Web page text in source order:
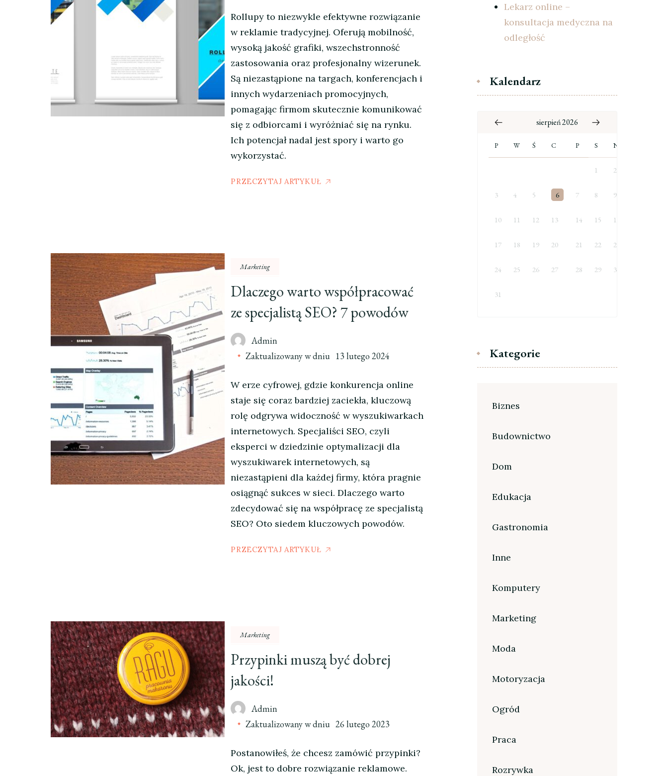
Rollupy to niezwykle efektywne rozwiązanie
w reklamie tradycyjnej. Oferują mobilność,
wysoką jakość grafiki, wszechstronność
zastosowania oraz profesjonalny wizerunek.
Są niezastąpione na targach, konferencjach i
innych wydarzeniach promocyjnych,
pomagając firmom skutecznie komunikować
się z odbiorcami i wyróżniać się na rynku.
Ich potencjał nadal jest spory i warto go
wykorzystać.
PRZECZYTAJ ARTYKUŁ
Marketing
Dlaczego warto współpracować
ze specjalistą SEO? 7 powodów
Admin
Zaktualizowany w dniu 13 lutego 2024
W erze cyfrowej, gdzie konkurencja online
staje się coraz bardziej zaciekła, kluczową
rolę odgrywa widoczność w wyszukiwarkach
internetowych. Specjaliści SEO, czyli
eksperci w dziedzinie optymalizacji dla
wyszukiwarek internetowych, są
niezastąpieni dla każdej firmy, która pragnie
osiągnąć sukces w sieci. Dlaczego warto
zdecydować się na współpracę ze specjalistą
SEO? Oto siedem kluczowych powodów.
PRZECZYTAJ ARTYKUŁ
Marketing
Przypinki muszą być dobrej
jakości!
Admin
Zaktualizowany w dniu 26 lutego 2023
Postanowiłeś, że chcesz zamówić przypinki?
Ok, jest to dobre rozwiązanie reklamowe.
Lekarz online –
konsultacja medyczna na
odległość
Kalendarz
sierpień 2026
P W Ś C P S N
1 2
3 4 5 6 7 8 9
10 11 12 13 14 15 16
17 18 19 20 21 22 23
24 25 26 27 28 29 30
31
Kategorie
Biznes
Budownictwo
Dom
Edukacja
Gastronomia
Inne
Komputery
Marketing
Moda
Motoryzacja
Ogród
Praca
Rozrywka